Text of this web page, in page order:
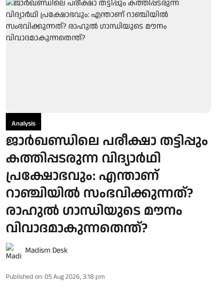
Analysis
ജാർഖണ്ഡിലെ പരീക്ഷാ തട്ടിപ്പും
കത്തിപ്പടരുന്ന വിദ്യാർഥി
പ്രക്ഷോഭവും: എന്താണ്
റാഞ്ചിയിൽ സംഭവിക്കുന്നത്?
രാഹുൽ ഗാന്ധിയുടെ മൗനം
വിവാദമാകുന്നതെന്ത്?
Madism Desk
Published on: 05 Aug 2026, 3:18 pm